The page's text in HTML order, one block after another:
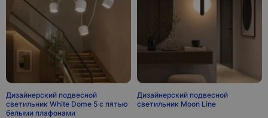
Дизайнерский подвесной
светильник White Dome 5 с пятью
белыми плафонами
Дизайнерский подвесной
светильник Moon Line